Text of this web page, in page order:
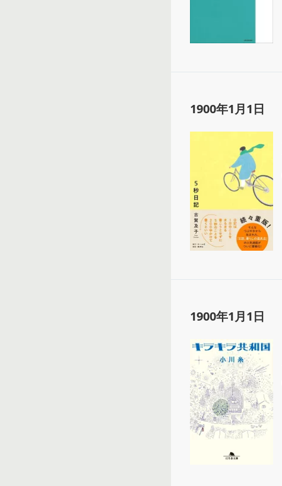
1900年1月1日
1900年1月1日